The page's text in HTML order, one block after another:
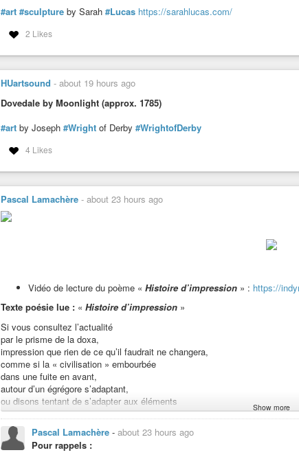
#art #sculpture by Sarah #Lucas https://sarahlucas.com/
2 Likes
HUartsound - about 19 hours ago
Dovedale by Moonlight (approx. 1785)
#art by Joseph #Wright of Derby #WrightofDerby
4 Likes
Pascal Lamachère - about 23 hours ago
Vidéo de lecture du poème « Histoire d’impression » : https://
Texte poésie lue : « Histoire d’impression »
Si vous consultez l’actualité
par le prisme de la doxa,
impression que rien de ce qu’il faudrait ne changera,
comme si la « civilisation » embourbée
dans une fuite en avant,
autour d’un égrégore s’adaptant,
ou disons tentant de s’adapter aux éléments
avec un délétère mode de fonctionnement.
Si vous consultez la théorie et des médias
engagés pour de la cause, avec foi,
Show more
Pascal Lamachère - about 23 hours ago
Pour rappels :